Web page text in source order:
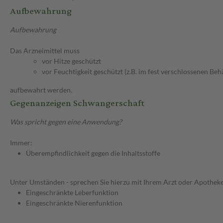
Aufbewahrung
Aufbewahrung
Das Arzneimittel muss
vor Hitze geschützt
vor Feuchtigkeit geschützt (z.B. im fest verschlossenen
aufbewahrt werden.
Gegenanzeigen Schwangerschaft
Was spricht gegen eine Anwendung?
Immer:
Überempfindlichkeit gegen die Inhaltsstoffe
Unter Umständen - sprechen Sie hierzu mit Ihrem Arzt oder
Eingeschränkte Leberfunktion
Eingeschränkte Nierenfunktion